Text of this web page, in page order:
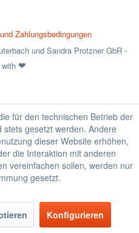
Zahlungsbedingungen
und Sandra Protzner GbR -
with ❤
für den technischen Betrieb der
gesetzt werden. Andere
dieser Website erhöhen,
die Interaktion mit anderen
vereinfachen sollen, werden nur
gesetzt.
Konfigurieren